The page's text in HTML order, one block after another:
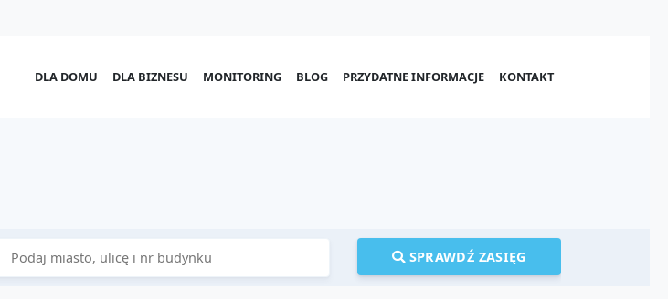
DLA DOMU DLA BIZNESU MONITORING BLOG PRZYDATNE INFORMACJE KONTAKT
SPRAWDŹ ZASIĘG